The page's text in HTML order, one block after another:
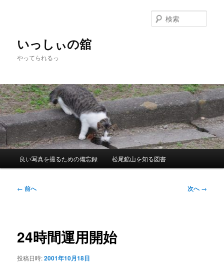
へ
移
動
いっしぃの舘
やってられるっ
索
良い写真を撮るための備忘録 松尾鉱山を知る図書
投
ー
ョ
← 前へ 次へ→
24時間運用開始
投稿日時:2001年10月18日